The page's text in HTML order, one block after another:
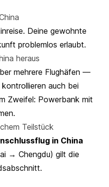
Deine gewohnte
problemlos erlaubt.
heraus
mehrere Flughäfen —
auch bei
Zweifel: Powerbank mit
Teilstück
in China
→ Chengdu) gilt die